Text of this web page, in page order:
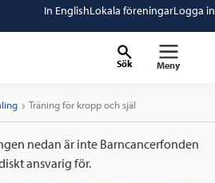
In EnglishLokala föreningarLogga in
Sök Meny
Current:
Träning för kropp och själ
nedan är inte Barncancerfonden
ansvarig för.